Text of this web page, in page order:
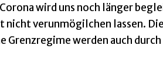
wird uns noch länger
nicht verunmögilchen lassen.
Grenzregime werden auch